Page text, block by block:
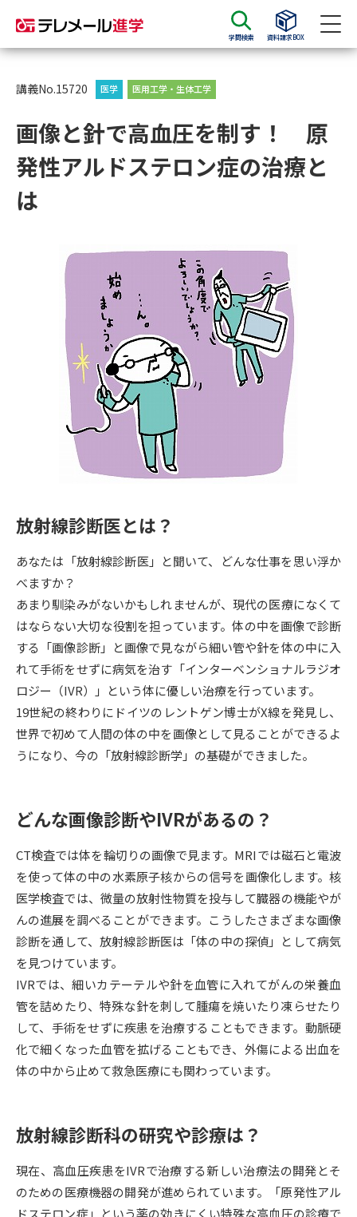
学問検索 資料請求BOX
資料請求
大学・短大の資料種類から請求
大学・短大以外の資料から請求
専門学校の資料請求 大学院の資料請求
留学・進学関連、塾・予備校
大学入学共通テスト「受験案
大学入学共通テスト「受験上の
配慮案内」の請求
高等学校（情報）教員資格認定
大学研究 大学検索
大学で学べる内容や特徴を調べる
新増設大学・学部・学科特集
国際・グローバルに強い大学特
集
データサイエンス特集 奨学金・特待生制度特集
新学年スタート号特集ページ
新学年スタート号特集ページ
SELFBRAND特集ページ
オープンキャンパスなどを調べる
オープンキャンパス検索
来場型・Web型イベント特集 夢ナビライブ
受験準備 資料検索
志望校・出願校を調べる
併願校選び 受験スケジュールを立てよう
講義No.15720 医学 医用工学・生体工学
画像と針で高血圧を制す！ 原
発性アルドステロン症の治療と
は
放射線診断医とは？
あなたは「放射線診断医」と聞いて、どんな仕事を思い浮か
べますか？
あまり馴染みがないかもしれませんが、現代の医療になくて
はならない大切な役割を担っています。体の中を画像で診断
する「画像診断」と画像で見ながら細い管や針を体の中に入
れて手術をせずに病気を治す「インターベンショナルラジオ
ロジー（IVR）」という体に優しい治療を行っています。
19世紀の終わりにドイツのレントゲン博士がX線を発見し、
世界で初めて人間の体の中を画像として見ることができるよ
うになり、今の「放射線診断学」の基礎ができました。
どんな画像診断やIVRがあるの？
CT検査では体を輪切りの画像で見ます。MRIでは磁石と電波
を使って体の中の水素原子核からの信号を画像化します。核
医学検査では、微量の放射性物質を投与して臓器の機能やが
んの進展を調べることができます。こうしたさまざまな画像
診断を通して、放射線診断医は「体の中の探偵」として病気
を見つけています。
IVRでは、細いカテーテルや針を血管に入れてがんの栄養血
管を詰めたり、特殊な針を刺して腫瘍を焼いたり凍らせたり
して、手術をせずに疾患を治療することもできます。動脈硬
化で細くなった血管を拡げることもでき、外傷による出血を
体の中から止めて救急医療にも関わっています。
放射線診断科の研究や診療は？
現在、高血圧疾患をIVRで治療する新しい治療法の開発とそ
のための医療機器の開発が進められています。「原発性アル
ドステロン症」という薬の効きにくい特殊な高血圧の診療で